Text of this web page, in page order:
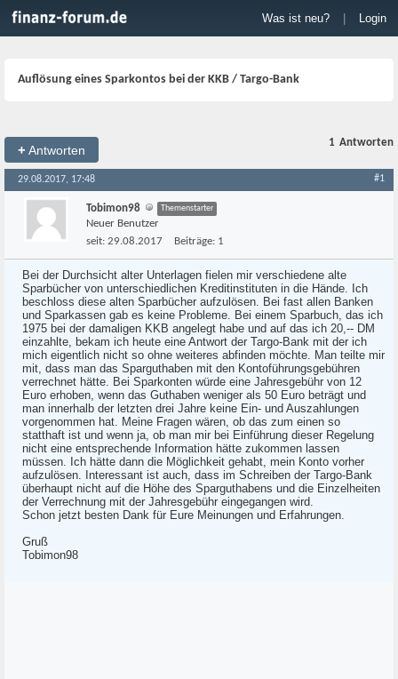
Was ist neu? Login
Auflösung eines Sparkontos bei der KKB / Targo-Bank
+Antworten
1 Antworten
29.08.2017, 17:48 #1
Tobimon98 Themenstarter
Neuer Benutzer
seit: 29.08.2017 Beiträge: 1
Bei der Durchsicht alter Unterlagen fielen mir verschiedene alte
Sparbücher von unterschiedlichen Kreditinstituten in die Hände. Ich
beschloss diese alten Sparbücher aufzulösen. Bei fast allen Banken
und Sparkassen gab es keine Probleme. Bei einem Sparbuch, das ich
1975 bei der damaligen KKB angelegt habe und auf das ich 20,-- DM
einzahlte, bekam ich heute eine Antwort der Targo-Bank mit der ich
mich eigentlich nicht so ohne weiteres abfinden möchte. Man teilte mir
mit, dass man das Sparguthaben mit den Kontoführungsgebühren
verrechnet hätte. Bei Sparkonten würde eine Jahresgebühr von 12
Euro erhoben, wenn das Guthaben weniger als 50 Euro beträgt und
man innerhalb der letzten drei Jahre keine Ein- und Auszahlungen
vorgenommen hat. Meine Fragen wären, ob das zum einen so
statthaft ist und wenn ja, ob man mir bei Einführung dieser Regelung
nicht eine entsprechende Information hätte zukommen lassen
müssen. Ich hätte dann die Möglichkeit gehabt, mein Konto vorher
aufzulösen. Interessant ist auch, dass im Schreiben der Targo-Bank
überhaupt nicht auf die Höhe des Sparguthabens und die Einzelheiten
der Verrechnung mit der Jahresgebühr eingegangen wird.
Schon jetzt besten Dank für Eure Meinungen und Erfahrungen.
Gruß
Tobimon98